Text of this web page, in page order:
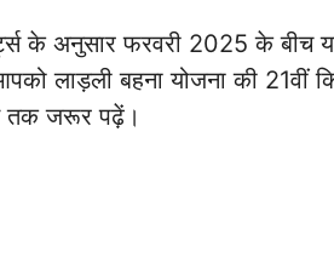
के अनुसार फरवरी 2025 के बीच
लाड़ली बहना योजना की 21वीं
जरूर पढ़ें।